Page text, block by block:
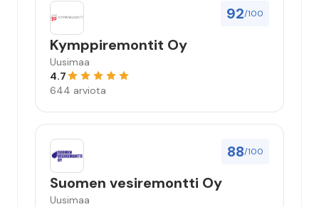
92/100
Kymppiremontit Oy
Uusimaa
4.7
644 arviota
88/100
Suomen vesiremontti Oy
Uusimaa